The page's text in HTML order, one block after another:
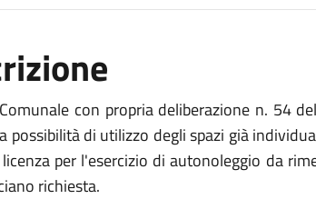
con propria deliberazione n. 54
possibilità di utilizzo degli spazi già
per l'esercizio di autonoleggio da
richiesta.